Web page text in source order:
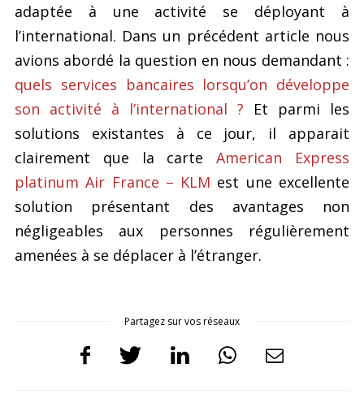
adaptée à une activité se déployant à
l’international. Dans un précédent article nous
avions abordé la question en nous demandant :
quels services bancaires lorsqu’on développe
son activité à l’international ? Et parmi les
solutions existantes à ce jour, il apparait
clairement que la carteAmerican Express
platinum Air France – KLM est une excellente
solution présentant des avantages non
négligeables aux personnes régulièrement
amenées à se déplacer à l’étranger.
Partagez sur vos réseaux